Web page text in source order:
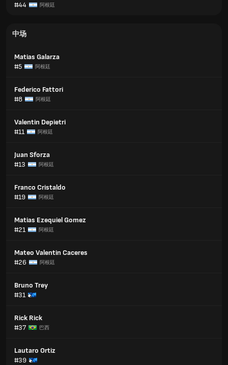
#44
阿根廷
中场
Matias Galarza
#5
阿根廷
Federico Fattori
#8
阿根廷
Valentin Depietri
#11
阿根廷
Juan Sforza
#13
阿根廷
Franco Cristaldo
#19
阿根廷
Matias Ezequiel Gomez
#21
阿根廷
Mateo Valentin Caceres
#26
阿根廷
Bruno Trey
#31
Rick Rick
#37
巴西
Lautaro Ortiz
#39